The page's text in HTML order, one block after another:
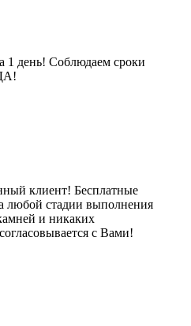
1 день! Соблюдаем сроки
клиент! Бесплатные
любой стадии выполнения
и никаких
с Вами!